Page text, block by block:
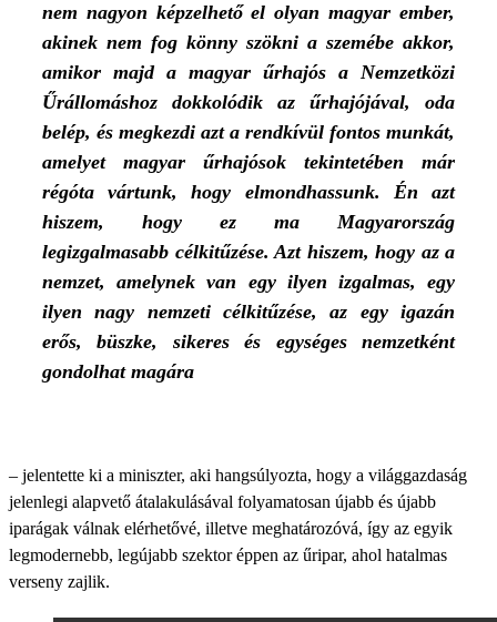
nem nagyon képzelhető el olyan magyar ember,
akinek nem fog könny szökni a szemébe akkor,
amikor majd a magyar űrhajós a Nemzetközi
Űrállomáshoz dokkolódik az űrhajójával, oda
belép, és megkezdi azt a rendkívül fontos munkát,
amelyet magyar űrhajósok tekintetében már
régóta vártunk, hogy elmondhassunk. Én azt
hiszem, hogy ez ma Magyarország
legizgalmasabb célkitűzése. Azt hiszem, hogy az a
nemzet, amelynek van egy ilyen izgalmas, egy
ilyen nagy nemzeti célkitűzése, az egy igazán
erős, büszke, sikeres és egységes nemzetként
gondolhat magára
– jelentette ki a miniszter, aki hangsúlyozta, hogy a világgazdaság
jelenlegi alapvető átalakulásával folyamatosan újabb és újabb
iparágak válnak elérhetővé, illetve meghatározóvá, így az egyik
legmodernebb, legújabb szektor éppen az űripar, ahol hatalmas
verseny zajlik.